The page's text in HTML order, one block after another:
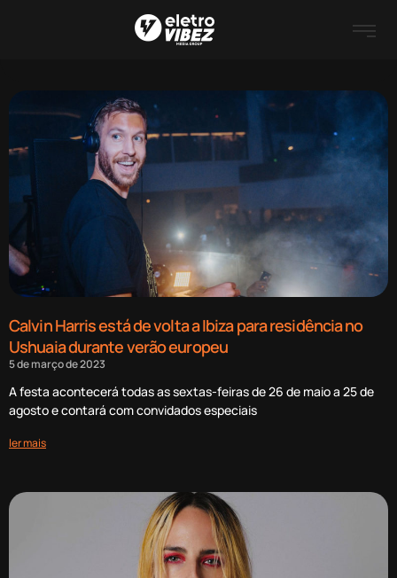
Calvin Harris está de volta a Ibiza para residência no
Ushuaia durante verão europeu
5 de março de 2023
A festa acontecerá todas as sextas-feiras de 26 de maio a 25 de
agosto e contará com convidados especiais
ler mais